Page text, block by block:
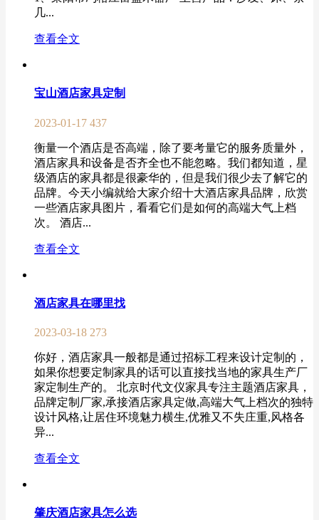
几...
查看全文
宝山酒店家具定制
2023-01-17 437
衡量一个酒店是否高端，除了要考量它的服务质量外，
酒店家具和设备是否齐全也不能忽略。我们都知道，星
级酒店的家具都是很豪华的，但是我们很少去了解它的
品牌。今天小编就给大家介绍十大酒店家具品牌，欣赏
一些酒店家具图片，看看它们是如何的高端大气上档
次。 酒店...
查看全文
酒店家具在哪里找
2023-03-18 273
你好，酒店家具一般都是通过招标工程来设计定制的，
如果你想要定制家具的话可以直接找当地的家具生产厂
家定制生产的。 北京时代文仪家具专注主题酒店家具，
品牌定制厂家,承接酒店家具定做,高端大气上档次的独特
设计风格,让居住环境魅力横生,优雅又不失庄重,风格各
异...
查看全文
肇庆酒店家具怎么选